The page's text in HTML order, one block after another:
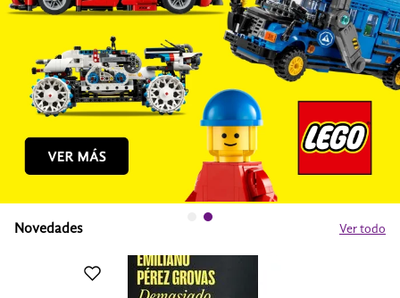
Novedades Ver todo